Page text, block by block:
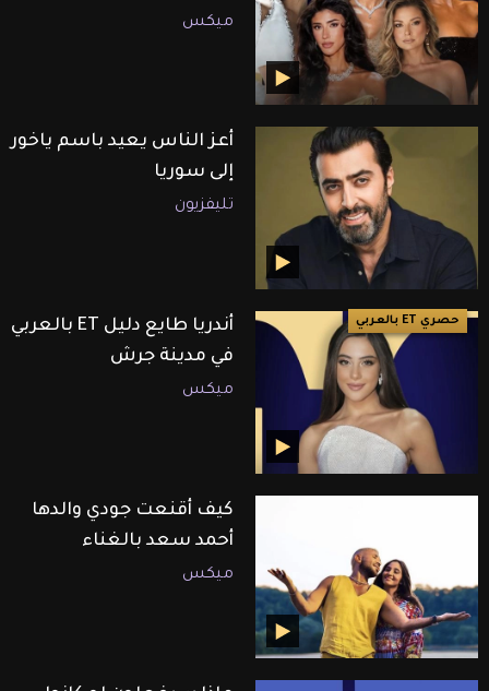
ميكس
أعز الناس يعيد باسم ياخور
إلى سوريا
تليفزيون
حصري ET بالعربي
أندريا طايع دليل ET بالعربي
في مدينة جرش
ميكس
كيف أقنعت جودي والدها
أحمد سعد بالغناء
ميكس